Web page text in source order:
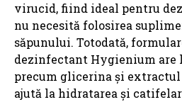
virucid, fiind ideal pentru
nu necesită folosirea
săpunului. Totodată,
dezinfectant Hygienium are
precum glicerina și extractul
ajută la hidratarea și